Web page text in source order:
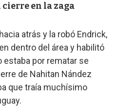
cierre en la zaga
atrás y la robó Endrick,
dentro del área y habilitó
estaba por rematar se
de Nahitan Nández
que traía muchísimo